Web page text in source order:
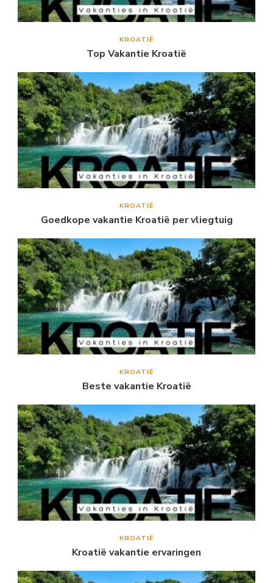
KROATIË
Top Vakantie Kroatië
KROATIË
Goedkope vakantie Kroatië per vliegtuig
KROATIË
Beste vakantie Kroatië
KROATIË
Kroatië vakantie ervaringen